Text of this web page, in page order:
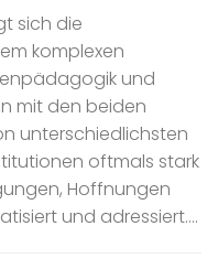
sich die
komplexen
und
mit den beiden
unterschiedlichsten
oftmals stark
Hoffnungen
und adressiert....